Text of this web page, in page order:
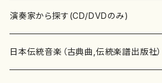
書籍
テキストブック
CD・DVD
チケット
箏・琴（ソロ）
箏・琴（合奏）
合唱
混声合唱
歌・声
あ行
青木省三(アオキ ショウゾウ)
か行
演奏家から探す(CD/DVDのみ)
邦楽（箏、三味線、尺八等）演奏家
日本伝統音楽（古典曲,伝統楽譜出版社）